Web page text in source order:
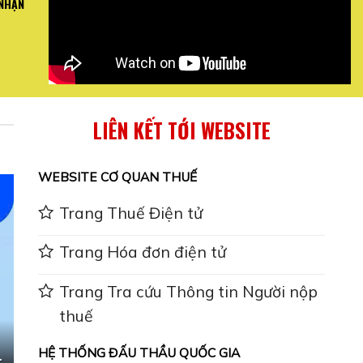
TRỌNG VỀ
...
LIÊN KẾT TỚI WEBSITE
WEBSITE CƠ QUAN THUẾ
Trang Thuế Điện tử
Trang Hóa đơn điện tử
Trang Tra cứu Thông tin Người nộp
thuế
HỆ THỐNG ĐẤU THẦU QUỐC GIA